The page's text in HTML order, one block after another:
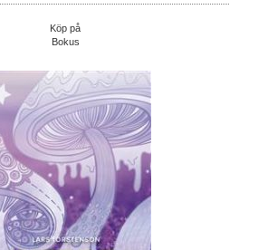
Köp på
Bokus